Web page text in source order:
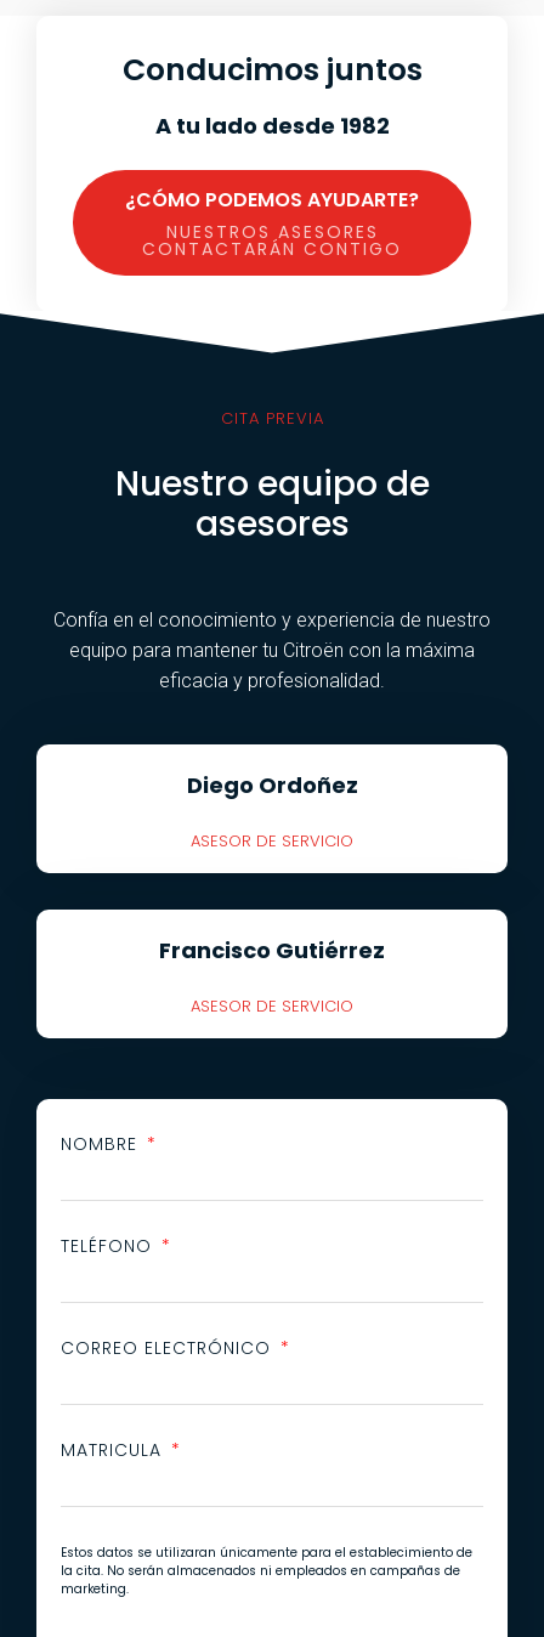
Conducimos juntos
A tu lado desde 1982
¿CÓMO PODEMOS AYUDARTE?
NUESTROS ASESORES
CONTACTARÁN CONTIGO
CITA PREVIA
Nuestro equipo de
asesores
Confía en el conocimiento y experiencia de nuestro
equipo para mantener tu Citroën con la máxima
eficacia y profesionalidad.
Diego Ordoñez
ASESOR DE SERVICIO
Francisco Gutiérrez
ASESOR DE SERVICIO
NOMBRE
TELÉFONO
CORREO ELECTRÓNICO
MATRICULA
Estos datos se utilizaran únicamente para el establecimiento de
la cita. No serán almacenados ni empleados en campañas de
marketing.